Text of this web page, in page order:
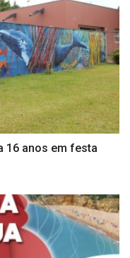
16 anos em festa